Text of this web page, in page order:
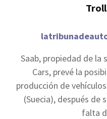
Saab, propiedad de la
Cars, prevé la
producción de
(Suecia), después de
falta